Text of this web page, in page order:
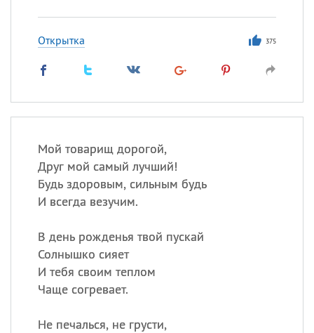
Открытка 375
Мой товарищ дорогой,
Друг мой самый лучший!
Будь здоровым, сильным будь
И всегда везучим.
В день рожденья твой пускай
Солнышко сияет
И тебя своим теплом
Чаще согревает.
Не печалься, не грусти,